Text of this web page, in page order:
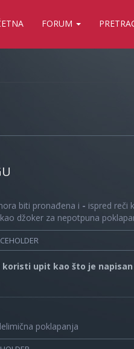
FORUM
biti pronađena i - ispred reči
džoker za nepotpuna
upit kao što je napisan
poklapanja